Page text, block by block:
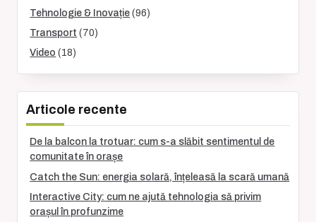
Tehnologie & Inovație (96)
Transport (70)
Video (18)
Articole recente
De la balcon la trotuar: cum s-a slăbit sentimentul de
comunitate în orașe
Catch the Sun: energia solară, înțeleasă la scară umană
Interactive City: cum ne ajută tehnologia să privim
orașul în profunzime